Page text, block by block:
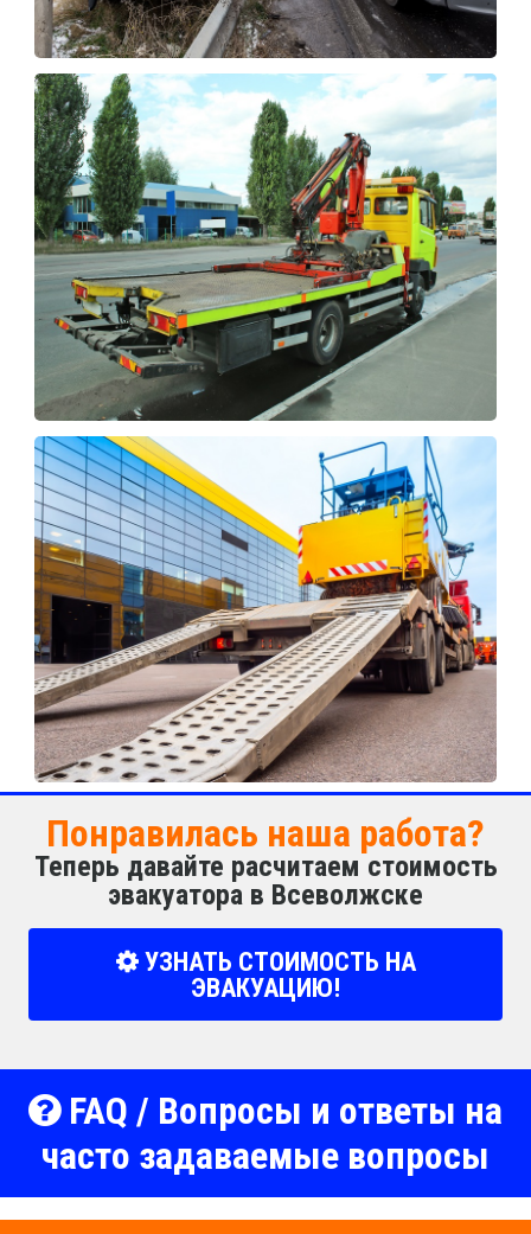
Понравилась наша работа?
Теперь давайте расчитаем стоимость
эвакуатора в Всеволжске
УЗНАТЬ СТОИМОСТЬ НА
ЭВАКУАЦИЮ!
FAQ / Вопросы и ответы на
часто задаваемые вопросы